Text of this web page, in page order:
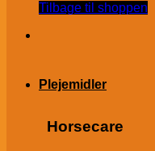
Tilbage til shoppen
Plejemidler
Horsecare